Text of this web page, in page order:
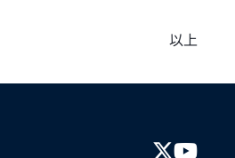
以上